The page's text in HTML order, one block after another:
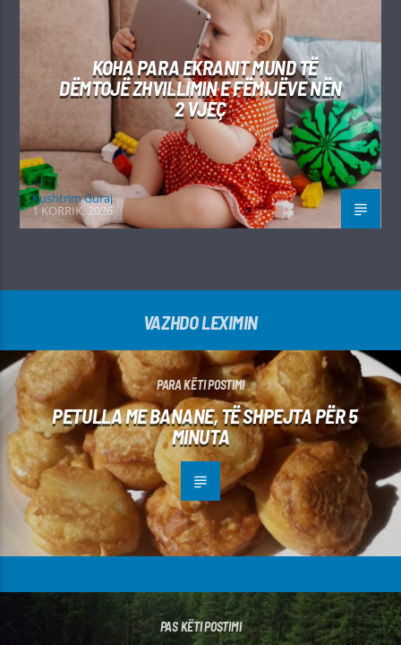
KOHA PARA EKRANIT MUND TË
DËMTOJË ZHVILLIMIN E FËMIJËVE NËN
2 VJEÇ
Kushtrim Guraj
1 KORRIK, 2026
VAZHDO LEXIMIN
PARA KËTI POSTIMI
PETULLA ME BANANE, TË SHPEJTA PËR 5
MINUTA
PAS KËTI POSTIMI